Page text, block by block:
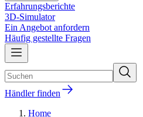
Erfahrungsberichte
3D-Simulator
Ein Angebot anfordern
Häufig gestellte Fragen
Händler finden
Home